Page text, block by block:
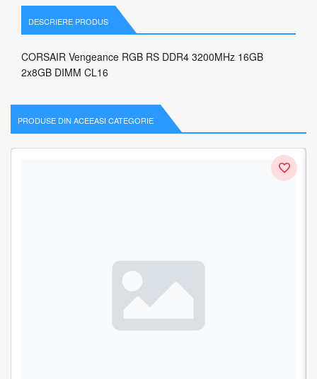
DESCRIERE PRODUS
CORSAIR Vengeance RGB RS DDR4 3200MHz 16GB
2x8GB DIMM CL16
PRODUSE DIN ACEEASI CATEGORIE